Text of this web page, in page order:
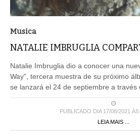
NATALIE IMBRUGLIA
Way", tercera muestra de su próximo
se lanzará el 24 de septiembre a través
PUBLICADO DIA 17/08/2021 ÀS
LEIA MAIS ...